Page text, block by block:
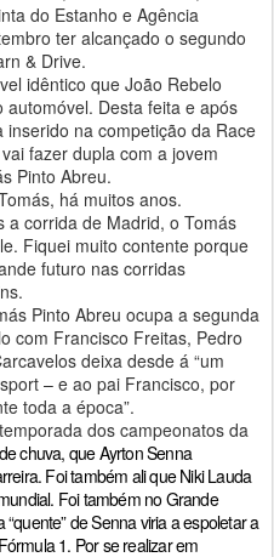
do Estanho e Agência
ter alcançado o segundo
& Drive.
idêntico que João Rebelo
Desta feita e após
na competição da Race
fazer dupla com a jovem
Pinto Abreu.
há muitos anos.
a corrida de Madrid, o Tomás
Fiquei muito contente porque
futuro nas corridas
Pinto Abreu ocupa a segunda
com Francisco Freitas, Pedro
deixa desde á “um
– e ao pai Francisco, por
toda a época”.
dos campeonatos da
chuva, que Ayrton Senna
Foi também ali que Niki Lauda
Foi também no Grande
de Senna viria a espoletar a
1. Por se realizar em